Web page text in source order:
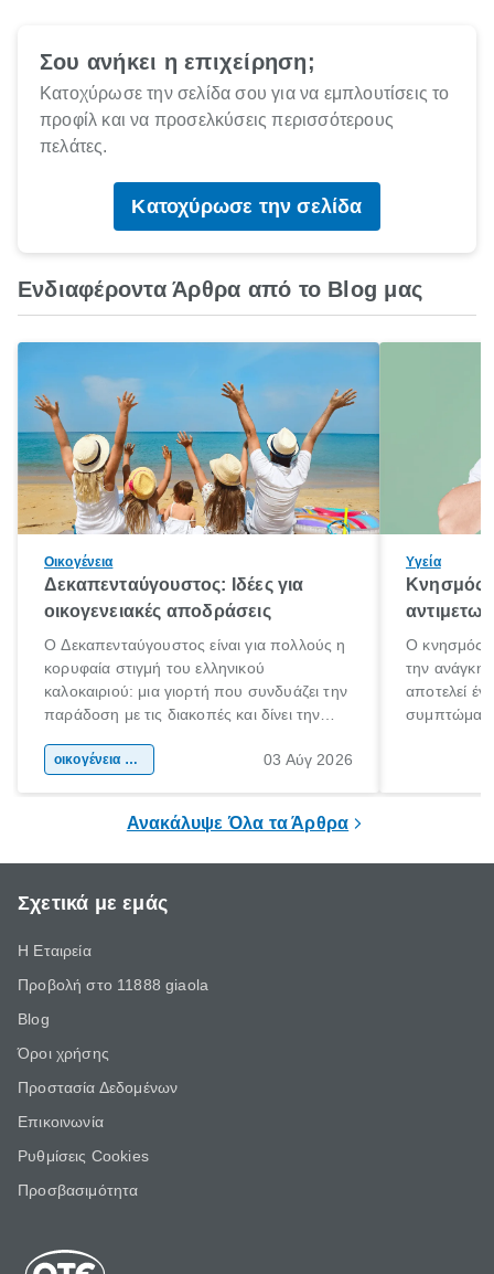
Σου ανήκει η επιχείρηση;
Κατοχύρωσε την σελίδα σου για να εμπλουτίσεις το
προφίλ και να προσελκύσεις περισσότερους
πελάτες.
Κατοχύρωσε την σελίδα
Ενδιαφέροντα Άρθρα από το Blog μας
Οικογένεια
Δεκαπενταύγουστος: Ιδέες για
οικογενειακές αποδράσεις
Ο Δεκαπενταύγουστος είναι για πολλούς η
κορυφαία στιγμή του ελληνικού
καλοκαιριού: μια γιορτή που συνδυάζει την
παράδοση με τις διακοπές και δίνει την
χώρας. Είτε πρόκειται για λίγες μέρες
οικογένεια & παιδί 03 Αύγ 2026
Υγεία
Κνησμός:
Ο κνησμός
την ανάγκη
αποτελεί
Ανακάλυψε Όλα τα Άρθρα
Σχετικά με εμάς
Η Εταιρεία
Προβολή στο 11888 giaola
Blog
Όροι χρήσης
Προστασία Δεδομένων
Επικοινωνία
Ρυθμίσεις Cookies
Προσβασιμότητα